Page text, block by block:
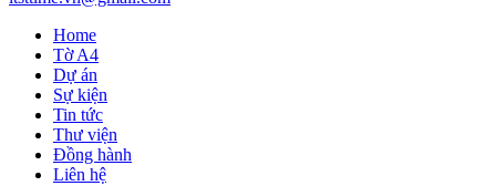
Home
Tờ A4
Dự án
Sự kiện
Tin tức
Thư viện
Đồng hành
Liên hệ